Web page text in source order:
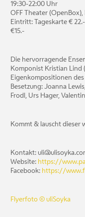
19:30-22:00 Uhr
OFF Theater (OpenBox),
Eintritt: Tageskarte €
€15.-
Die hervorragende
Komponist Kristian Lind
Eigenkompositionen
Besetzung: Joanna
Frodl, Urs Hager,
Kommt & lauscht dieser
Kontakt:
Website: https://
Facebook: https://
Flyerfoto © uliSoyka